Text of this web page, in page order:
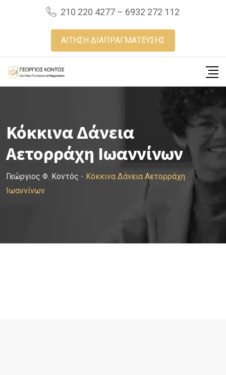
210 220 4277 – 6932 272 112
ΑΙΤΗΣΗ ΔΙΑΠΡΑΓΜΑΤΕΥΣΗΣ
Κόκκινα Δάνεια
Αετορράχη Ιωαννίνων
Γεώργιος Φ. Κοντός - Κόκκινα Δάνεια Αετορράχη
Ιωαννίνων